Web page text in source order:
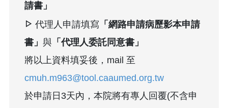
請書」
代理人申請填寫 「網路申請病歷影本申請
書」 與 「代理人委託同意書」
將以上資料填妥後，mail 至
cmuh.m963@tool.caaumed.org.tw
於申請日3天內，本院將有專人回覆(不含申